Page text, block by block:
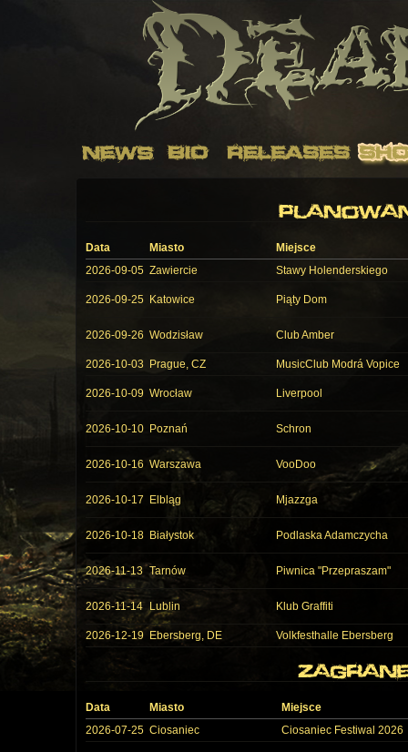
Data Miasto
Miejsce
2026-09-05 Zawiercie Stawy Holenderskiego
2026-09-25 Katowice Piąty Dom
2026-09-26 Wodzisław Club Amber
2026-10-03 Prague, CZ MusicClub Modrá Vopice
2026-10-09 Wrocław Liverpool
2026-10-10 Poznań Schron
2026-10-16 Warszawa VooDoo
2026-10-17 Elbląg Mjazzga
2026-10-18 Białystok Podlaska Adamczycha
2026-11-13 Tarnów Piwnica "Przepraszam"
2026-11-14 Lublin Klub Graffiti
2026-12-19 Ebersberg, DE Volkfesthalle Ebersberg
Data Miasto
Miejsce
2026-07-25 Ciosaniec Ciosaniec Festiwal 2026